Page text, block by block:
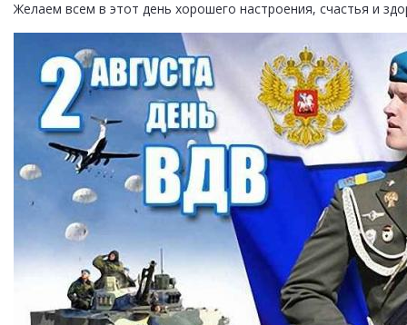
Желаем всем в этот день хорошего настроения, счастья и